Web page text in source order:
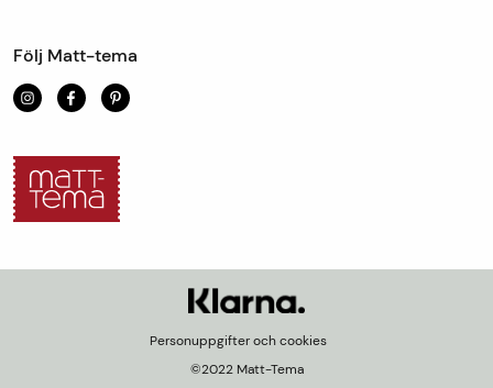
Följ Matt-tema
©2022 Matt-Tema
Personuppgifter och cookies